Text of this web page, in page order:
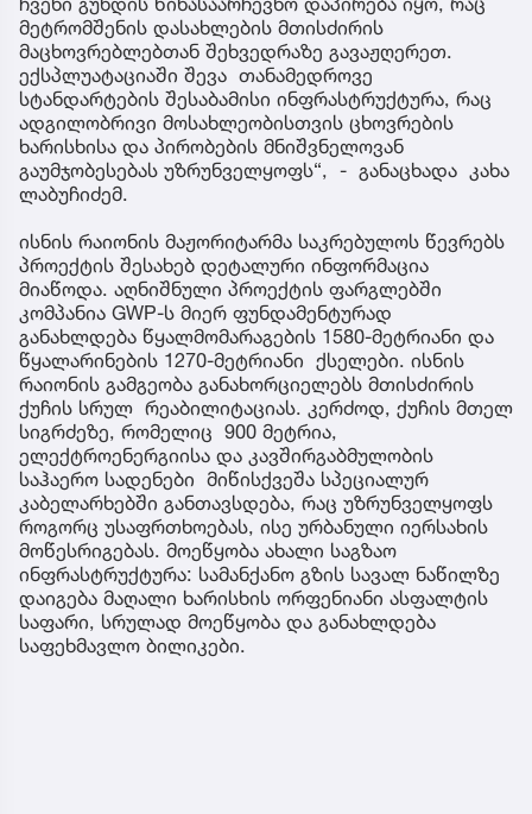
მეტრომშენის დასახლების მთისძირის
მაცხოვრებლებთან შეხვედრაზე გავაჟღერეთ.
ექსპლუატაციაში შევა თანამედროვე
სტანდარტების შესაბამისი ინფრასტრუქტურა, რაც
ადგილობრივი მოსახლეობისთვის ცხოვრების
ხარისხისა და პირობების მნიშვნელოვან
გაუმჯობესებას უზრუნველყოფს“, - განაცხადა კახა
ლაბუჩიძემ.
ისნის რაიონის მაჟორიტარმა საკრებულოს წევრებს
პროექტის შესახებ დეტალური ინფორმაცია
მიაწოდა. აღნიშნული პროექტის ფარგლებში
კომპანია GWP-ს მიერ ფუნდამენტურად
განახლდება წყალმომარაგების 1580-მეტრიანი და
წყალარინების 1270-მეტრიანი ქსელები. ისნის
რაიონის გამგეობა განახორციელებს მთისძირის
ქუჩის სრულ რეაბილიტაციას. კერძოდ, ქუჩის მთელ
სიგრძეზე, რომელიც 900 მეტრია,
ელექტროენერგიისა და კავშირგაბმულობის
საჰაერო სადენები მიწისქვეშა სპეციალურ
კაბელარხებში განთავსდება, რაც უზრუნველყოფს
როგორც უსაფრთხოებას, ისე ურბანული იერსახის
მოწესრიგებას. მოეწყობა ახალი საგზაო
ინფრასტრუქტურა: სამანქანო გზის სავალ ნაწილზე
დაიგება მაღალი ხარისხის ორფენიანი ასფალტის
საფარი, სრულად მოეწყობა და განახლდება
საფეხმავლო ბილიკები.